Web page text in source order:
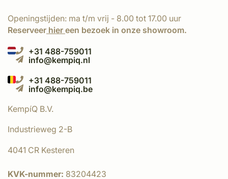
Openingstijden: ma t/m vrij - 8.00 tot 17.00 uur
Reserveer hier een bezoek in onze showroom.
+31 488-759011
info@kempiq.nl
+31 488-759011
info@kempiq.be
KempíQ B.V.
Industrieweg 2-B
4041 CR Kesteren
KVK-nummer: 83204423